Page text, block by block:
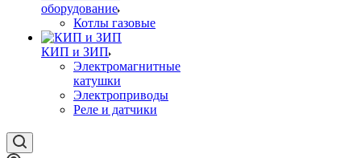
оборудование
Котлы газовые
КИП и ЗИП
Электромагнитные
катушки
Электроприводы
Реле и датчики